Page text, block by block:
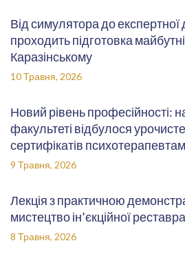
Від симулятора до експертної
проходить підготовка
Каразінському
10 Травня, 2026
Новий рівень професійності:
факультеті відбулося
сертифікатів
9 Травня, 2026
Лекція з практичною
мистецтво ін’єкційної
8 Травня, 2026